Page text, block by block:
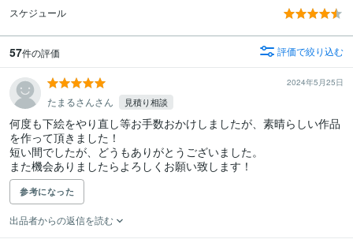
スケジュール
57件の評価 評価で絞り込む
2024年5月25日
たまるさんさん 見積り相談
何度も下絵をやり直し等お手数おかけしましたが、素晴らしい作品
を作って頂きました！
短い間でしたが、どうもありがとうございました。
また機会ありましたらよろしくお願い致します！
参考になった
出品者からの返信を読む